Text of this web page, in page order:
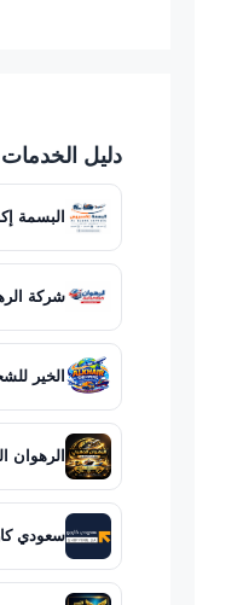
دليل
البسمة
شركة
الخير
الرهوان
سعودي